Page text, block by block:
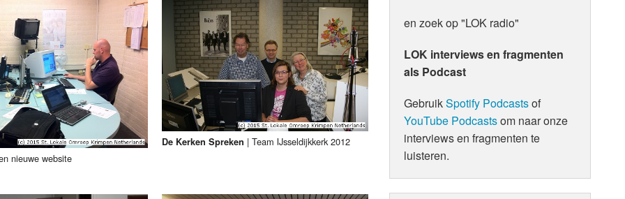
nieuwe website
De Kerken Spreken |Team IJsseldijkkerk 2012
en zoek op "LOK radio"
LOK interviews en fragmenten
als Podcast
GebruikSpotify Podcastsof
YouTube Podcastsom naar onze
interviews en fragmenten te
luisteren.